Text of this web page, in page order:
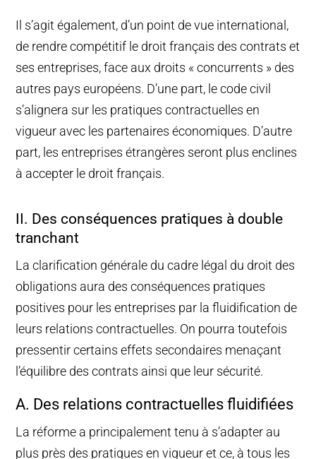
Il s’agit également, d’un point de vue international,
de rendre compétitif le droit français des contrats et
ses entreprises, face aux droits « concurrents » des
autres pays européens. D’une part, le code civil
s’alignera sur les pratiques contractuelles en
vigueur avec les partenaires économiques. D’autre
part, les entreprises étrangères seront plus enclines
à accepter le droit français.
II. Des conséquences pratiques à double
tranchant
La clarification générale du cadre légal du droit des
obligations aura des conséquences pratiques
positives pour les entreprises par la fluidification de
leurs relations contractuelles. On pourra toutefois
pressentir certains effets secondaires menaçant
l’équilibre des contrats ainsi que leur sécurité.
A. Des relations contractuelles fluidifiées
La réforme a principalement tenu à s’adapter au
plus près des pratiques en vigueur et ce, à tous les